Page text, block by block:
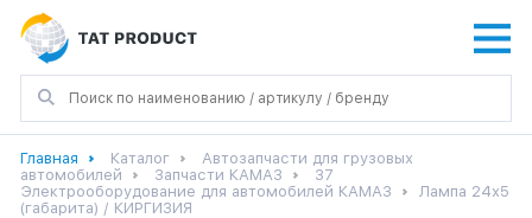
Главная Каталог
Автозапчасти для грузовых
автомобилей
Запчасти КАМАЗ
37
Электрооборудование для автомобилей КАМАЗ
Лампа 24х5
(габарита) / КИРГИЗИЯ